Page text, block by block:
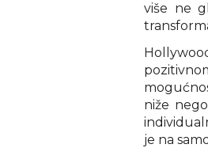
više ne
niže
je na